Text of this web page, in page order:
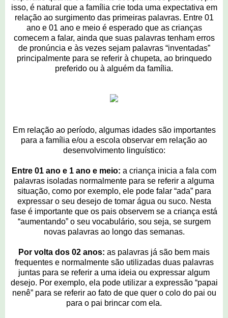
isso, é natural que a família crie toda uma expectativa em
relação ao surgimento das primeiras palavras. Entre 01
ano e 01 ano e meio é esperado que as crianças
comecem a falar, ainda que suas palavras tenham erros
de pronúncia e às vezes sejam palavras “inventadas”
principalmente para se referir à chupeta, ao brinquedo
preferido ou à alguém da família.
Em relação ao período, algumas idades são importantes
para a família e/ou a escola observar em relação ao
desenvolvimento linguístico:
Entre 01 ano e 1 ano e meio: a criança inicia a fala com
palavras isoladas normalmente para se referir a alguma
situação, como por exemplo, ele pode falar “ada” para
expressar o seu desejo de tomar água ou suco. Nesta
fase é importante que os pais observem se a criança está
“aumentando” o seu vocabulário, sou seja, se surgem
novas palavras ao longo das semanas.
Por volta dos 02 anos: as palavras já são bem mais
frequentes e normalmente são utilizadas duas palavras
juntas para se referir a uma ideia ou expressar algum
desejo. Por exemplo, ela pode utilizar a expressão “papai
nenê” para se referir ao fato de que quer o colo do pai ou
para o pai brincar com ela.